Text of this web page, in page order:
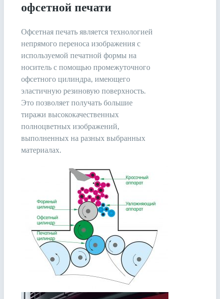
офсетной печати
Офсетная печать является технологией
непрямого переноса изображения с
используемой печатной формы на
носитель с помощью промежуточного
офсетного цилиндра, имеющего
эластичную резиновую поверхность.
Это позволяет получать большие
тиражи высококачественных
полноцветных изображений,
выполненных на разных выбранных
материалах.